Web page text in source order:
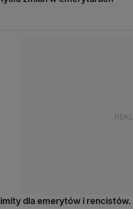
dla emerytów i rencistów.